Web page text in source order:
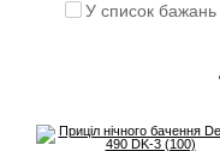
У список бажань